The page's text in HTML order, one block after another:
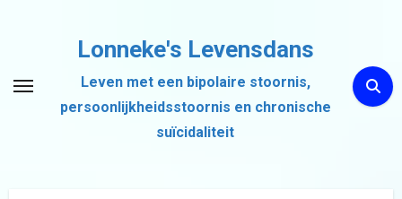
inhoud
Lonneke's Levensdans
Leven met een bipolaire stoornis,
persoonlijkheidsstoornis en chronische
suïcidaliteit